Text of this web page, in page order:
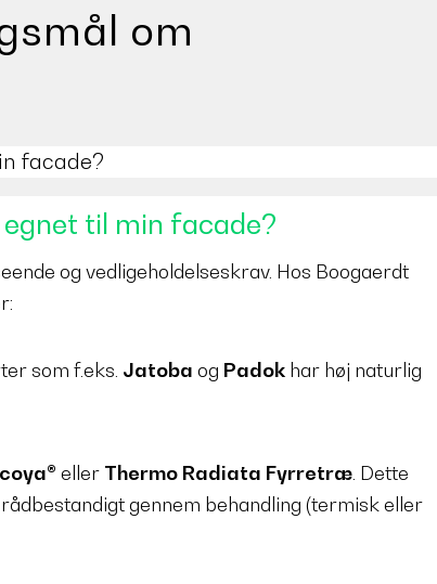
om
facade?
til min facade?
og vedligeholdelseskrav. Hos Boogaerdt
som f.eks. Jatoba og Padok har høj naturlig
eller Thermo Radiata Fyrretræ . Dette
gennem behandling (termisk eller